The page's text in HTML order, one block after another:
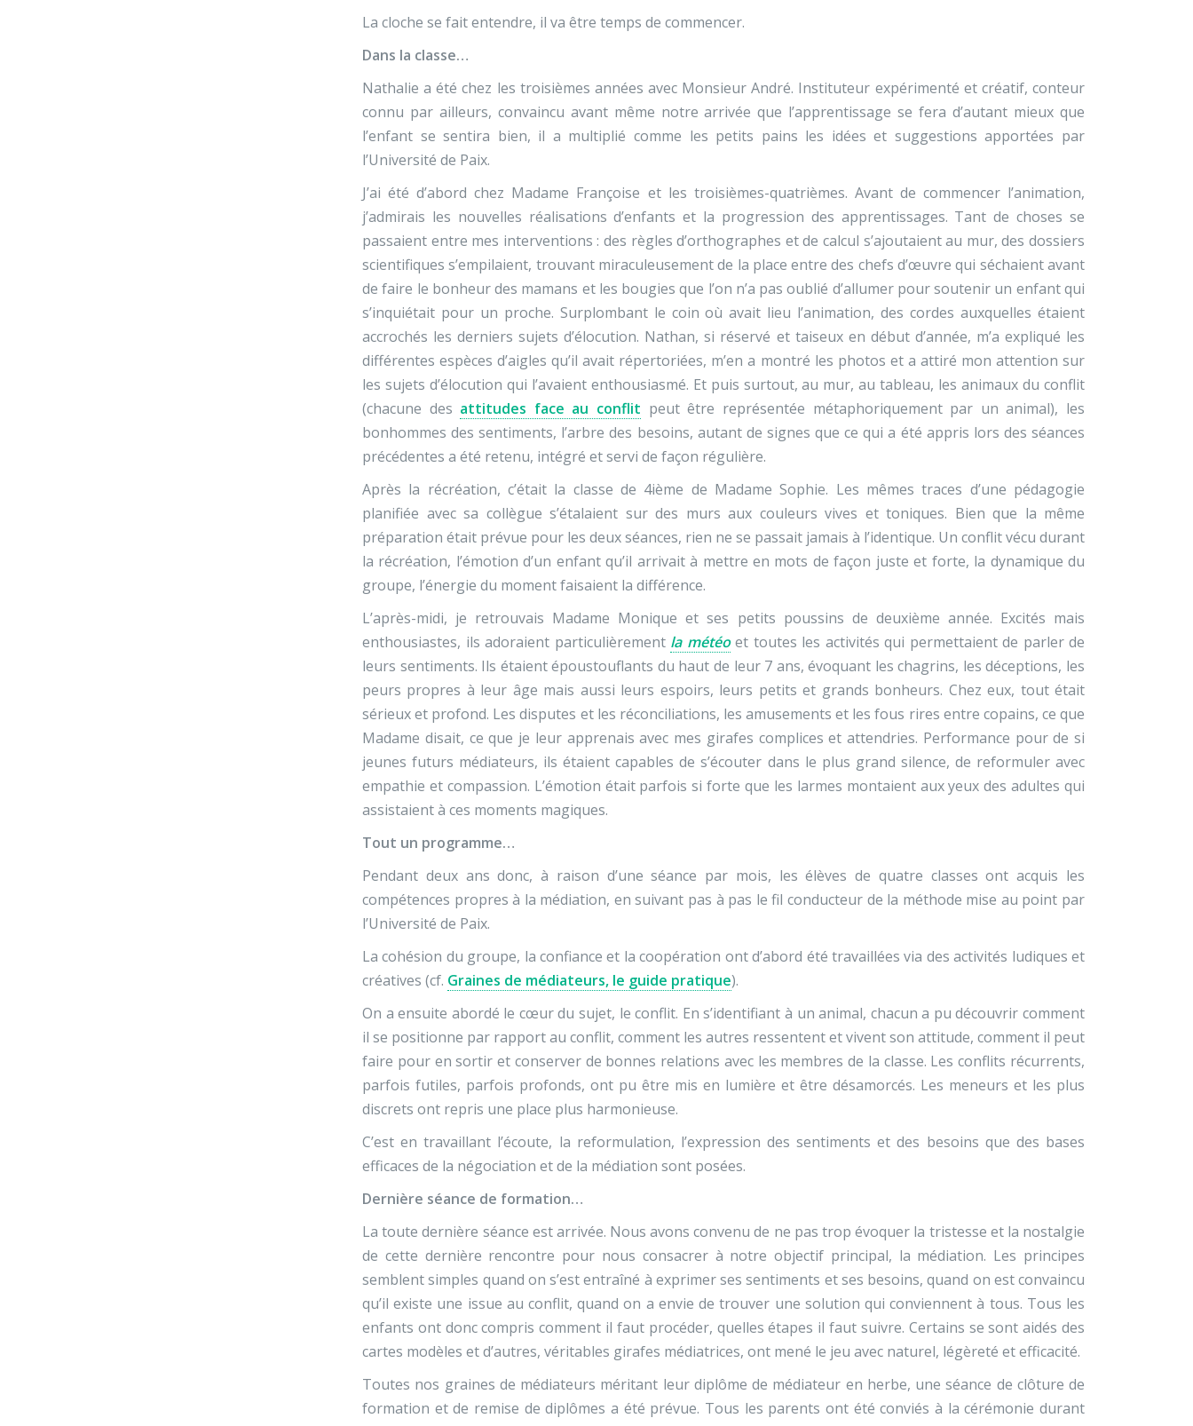
La cloche se fait entendre, il va être temps de commencer.
Dans la classe…
Nathalie a été chez les troisièmes années avec Monsieur André. Instituteur expérimenté et créatif, conteur
connu par ailleurs, convaincu avant même notre arrivée que l’apprentissage se fera d’autant mieux que
l’enfant se sentira bien, il a multiplié comme les petits pains les idées et suggestions apportées par
l’Université de Paix.
J’ai été d’abord chez Madame Françoise et les troisièmes-quatrièmes. Avant de commencer l’animation,
j’admirais les nouvelles réalisations d’enfants et la progression des apprentissages. Tant de choses se
passaient entre mes interventions : des règles d’orthographes et de calcul s’ajoutaient au mur, des dossiers
scientifiques s’empilaient, trouvant miraculeusement de la place entre des chefs d’œuvre qui séchaient avant
de faire le bonheur des mamans et les bougies que l’on n’a pas oublié d’allumer pour soutenir un enfant qui
s’inquiétait pour un proche. Surplombant le coin où avait lieu l’animation, des cordes auxquelles étaient
accrochés les derniers sujets d’élocution. Nathan, si réservé et taiseux en début d’année, m’a expliqué les
différentes espèces d’aigles qu’il avait répertoriées, m’en a montré les photos et a attiré mon attention sur
les sujets d’élocution qui l’avaient enthousiasmé. Et puis surtout, au mur, au tableau, les animaux du conflit
(chacune des attitudes face au conflit peut être représentée métaphoriquement par un animal), les
bonhommes des sentiments, l’arbre des besoins, autant de signes que ce qui a été appris lors des séances
précédentes a été retenu, intégré et servi de façon régulière.
Après la récréation, c’était la classe de 4ième de Madame Sophie. Les mêmes traces d’une pédagogie
planifiée avec sa collègue s’étalaient sur des murs aux couleurs vives et toniques. Bien que la même
préparation était prévue pour les deux séances, rien ne se passait jamais à l’identique. Un conflit vécu durant
la récréation, l’émotion d’un enfant qu’il arrivait à mettre en mots de façon juste et forte, la dynamique du
groupe, l’énergie du moment faisaient la différence.
L’après-midi, je retrouvais Madame Monique et ses petits poussins de deuxième année. Excités mais
enthousiastes, ils adoraient particulièrement la météoet toutes les activités qui permettaient de parler de
leurs sentiments. Ils étaient époustouflants du haut de leur 7 ans, évoquant les chagrins, les déceptions, les
peurs propres à leur âge mais aussi leurs espoirs, leurs petits et grands bonheurs. Chez eux, tout était
sérieux et profond. Les disputes et les réconciliations, les amusements et les fous rires entre copains, ce que
Madame disait, ce que je leur apprenais avec mes girafes complices et attendries. Performance pour de si
jeunes futurs médiateurs, ils étaient capables de s’écouter dans le plus grand silence, de reformuler avec
empathie et compassion. L’émotion était parfois si forte que les larmes montaient aux yeux des adultes qui
assistaient à ces moments magiques.
Tout un programme…
Pendant deux ans donc, à raison d’une séance par mois, les élèves de quatre classes ont acquis les
compétences propres à la médiation, en suivant pas à pas le fil conducteur de la méthode mise au point par
l’Université de Paix.
La cohésion du groupe, la confiance et la coopération ont d’abord été travaillées via des activités ludiques et
créatives (cf. Graines de médiateurs, le guide pratique).
On a ensuite abordé le cœur du sujet, le conflit. En s’identifiant à un animal, chacun a pu découvrir comment
il se positionne par rapport au conflit, comment les autres ressentent et vivent son attitude, comment il peut
faire pour en sortir et conserver de bonnes relations avec les membres de la classe. Les conflits récurrents,
parfois futiles, parfois profonds, ont pu être mis en lumière et être désamorcés. Les meneurs et les plus
discrets ont repris une place plus harmonieuse.
C’est en travaillant l’écoute, la reformulation, l’expression des sentiments et des besoins que des bases
efficaces de la négociation et de la médiation sont posées.
Dernière séance de formation…
La toute dernière séance est arrivée. Nous avons convenu de ne pas trop évoquer la tristesse et la nostalgie
de cette dernière rencontre pour nous consacrer à notre objectif principal, la médiation. Les principes
semblent simples quand on s’est entraîné à exprimer ses sentiments et ses besoins, quand on est convaincu
qu’il existe une issue au conflit, quand on a envie de trouver une solution qui conviennent à tous. Tous les
enfants ont donc compris comment il faut procéder, quelles étapes il faut suivre. Certains se sont aidés des
cartes modèles et d’autres, véritables girafes médiatrices, ont mené le jeu avec naturel, légèreté et efficacité.
Toutes nos graines de médiateurs méritant leur diplôme de médiateur en herbe, une séance de clôture de
formation et de remise de diplômes a été prévue. Tous les parents ont été conviés à la cérémonie durant